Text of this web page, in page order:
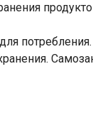
потребления.